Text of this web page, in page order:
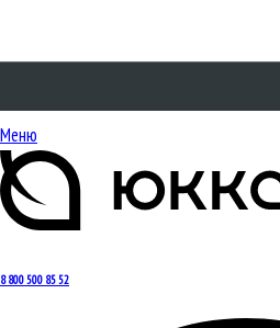
Меню
8 800 500 85 52